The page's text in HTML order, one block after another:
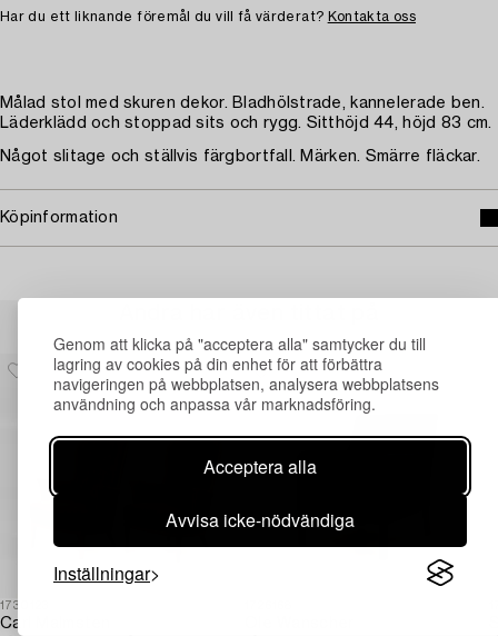
Genom att klicka på "acceptera alla" samtycker du till
lagring av cookies på din enhet för att förbättra
navigeringen på webbplatsen, analysera webbplatsens
användning och anpassa vår marknadsföring.
Acceptera alla
Avvisa icke-nödvändiga
Inställningar
Har du ett liknande föremål du vill få värderat? Kontakta oss
Målad stol med skuren dekor. Bladhölstrade, kannelerade ben.
Läderklädd och stoppad sits och rygg. Sitthöjd 44, höjd 83 cm.
Något slitage och ställvis färgbortfall. Märken. Smärre fläckar.
Köpinformation
1730123
Carl Malmsten